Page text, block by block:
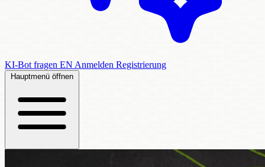
KI-Bot fragen EN Anmelden Registrierung
Hauptmenü öffnen